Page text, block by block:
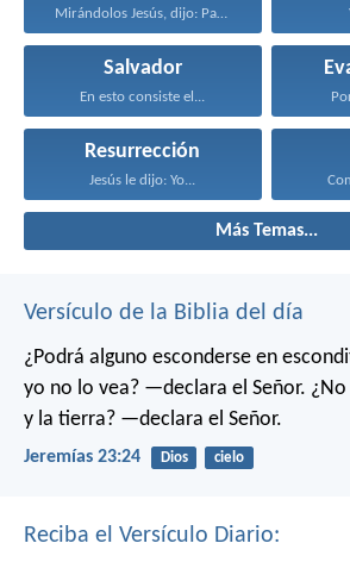
Mirándolos Jesús, dijo: Para...
Salvador
En esto consiste el...
Resurrección
Jesús le dijo: Yo...
Más Temas...
Versículo de la Biblia del día
¿Podrá alguno esconderse en
yo no lo vea? —declara el Señor.
y la tierra? —declara el Señor.
Jeremías 23:24 Dios cielo
Reciba el Versículo Diario: